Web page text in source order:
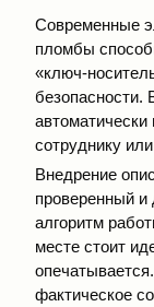
Современные
пломбы
«ключ-
безопасности.
автоматически
сотруднику или
Внедрение
проверенный и
алгоритм
месте стоит
фактическое